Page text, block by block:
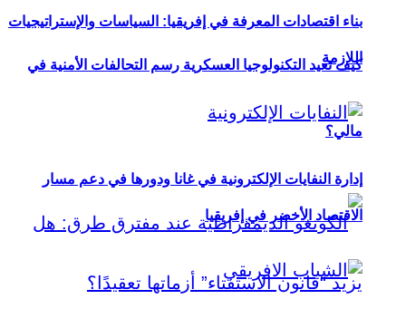
كيف تعيد التكنولوجيا العسكرية رسم التحالفات الأمنية في
مالي؟
بناء اقتصادات المعرفة في إفريقيا: السياسات والإستراتيجيات
اللازمة
إدارة النفايات الإلكترونية في غانا ودورها في دعم مسار
الاقتصاد الأخضر في إفريقيا